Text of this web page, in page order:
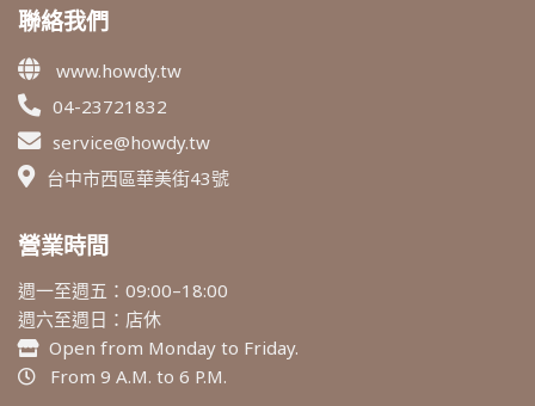
聯絡我們
www.howdy.tw
04-23721832
service@howdy.tw
台中市西區華美街43號
營業時間
週一至週五：09:00–18:00
週六至週日：店休
Open from Monday to Friday.
From 9 A.M. to 6 P.M.